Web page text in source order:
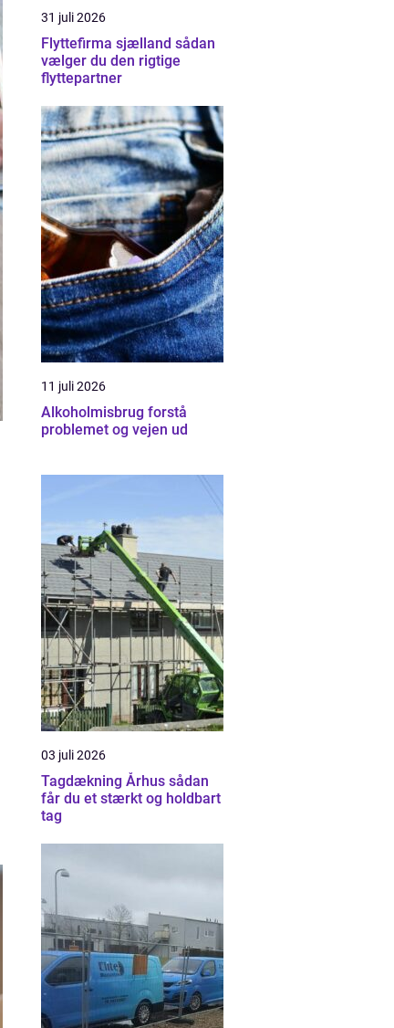
31 juli 2026
Flyttefirma sjælland sådan
vælger du den rigtige
flyttepartner
11 juli 2026
Alkoholmisbrug forstå
problemet og vejen ud
03 juli 2026
Tagdækning Århus sådan
får du et stærkt og holdbart
tag